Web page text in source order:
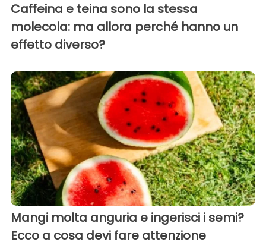
Caffeina e teina sono la stessa
molecola: ma allora perché hanno un
effetto diverso?
Mangi molta anguria e ingerisci i semi?
Ecco a cosa devi fare attenzione